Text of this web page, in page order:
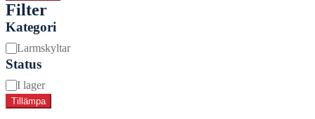
Filter
Kategori
Kategori
Larmskyltar
Status
Tillgänglighet
I lager
Tillämpa